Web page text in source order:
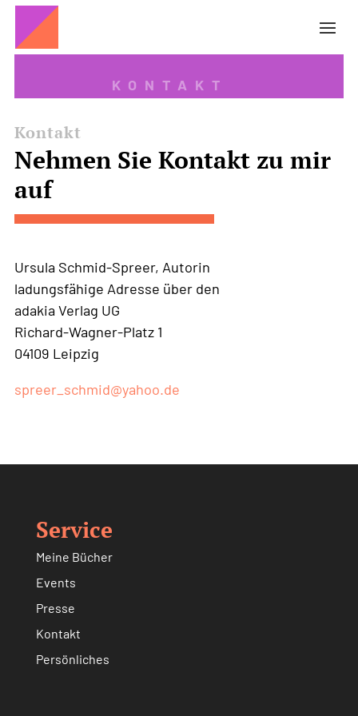
KONTAKT
Kontakt
Nehmen Sie Kontakt zu mir
auf
Ursula Schmid-Spreer, Autorin
ladungsfähige Adresse über den
adakia Verlag UG
Richard-Wagner-Platz 1
04109 Leipzig
spreer_schmid@yahoo.de
Service
Meine Bücher
Events
Presse
Kontakt
Persönliches